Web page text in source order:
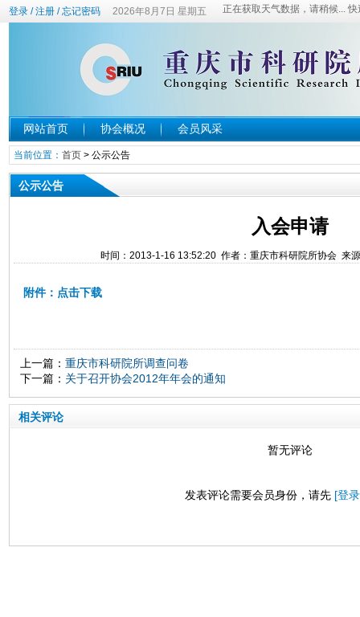
登录/注册/忘记密码 2026年8月7日 星期五
网站首页 协会概况 会员风采
当前位置： 首页> 公示公告
公示公告
入会申请
时间：2013-1-16 13:52:20 作者：重庆市科研院所协会 来
附件：点击下载
上一篇： 重庆市科研院所调查问卷
下一篇： 关于召开协会2012年年会的通知
相关评论
暂无评论
发表评论需要会员身份，请先 [登